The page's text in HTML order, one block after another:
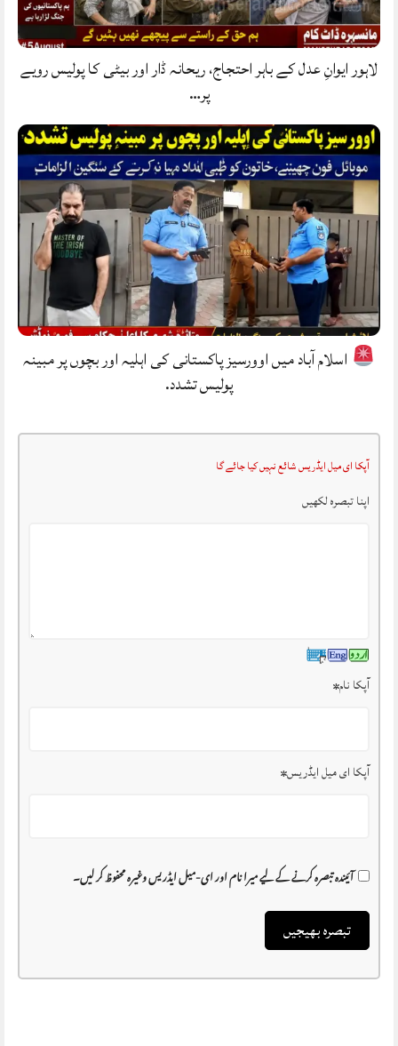
لاہور ایوانِ عدل کے باہر احتجاج، ریحانہ ڈار اور بیٹی کا پولیس رویے
پر…
اسلام آباد میں اوورسیز پاکستانی کی اہلیہ اور بچوں پر مبینہ
پولیس تشدد.
آپکا ای میل ایڈریس شائع نہیں کیا جائے گا
اپنا تبصرہ لکھیں
آپکا نام*
آپکا ای میل ایڈریس*
آئیندہ تبصرہ کرنے کے لیے میرا نام اور ای-میل ایڈریس وغیرہ محفوظ کر لیں۔